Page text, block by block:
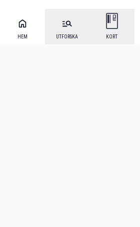
HEM UTFORSKA KORT